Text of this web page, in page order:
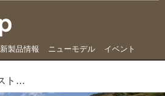
新製品情報 ニューモデル イベント
オフィシャルダイジェスト、2023 WEXウエスト第3戦朽木スキー場大会